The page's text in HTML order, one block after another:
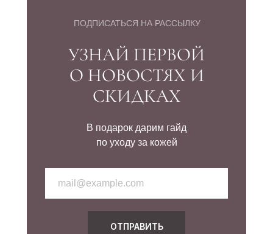
ПОДПИСАТЬСЯ НА РАССЫЛКУ
УЗНАЙ ПЕРВОЙ
О НОВОСТЯХ И
СКИДКАХ
В подарок дарим гайд
по уходу за кожей
ОТПРАВИТЬ